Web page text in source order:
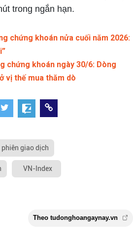
trong ngắn hạn.
chứng khoán nửa cuối năm 2026:
chứng khoán ngày 30/6: Dòng
vị thế mua thăm dò
phiên giao dịch
VN-Index